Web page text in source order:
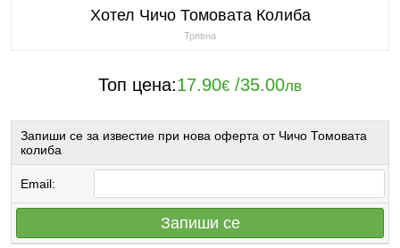
Хотел Чичо Томовата Колиба
Трявна
Топ цена:17.90€ /35.00лв
Запиши се за известие при нова оферта от Чичо Томовата
колиба
Email:
Запиши се